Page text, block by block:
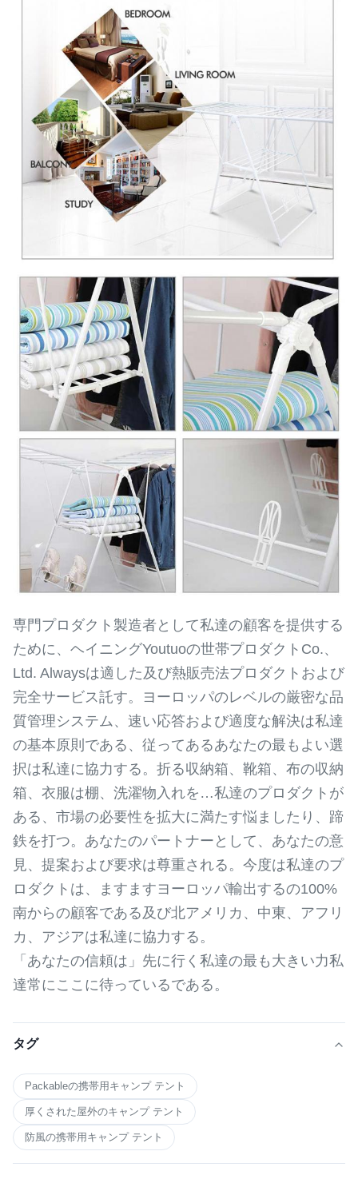
専門プロダクト製造者として私達の顧客を提供する
ために、ヘイニングYoutuoの世帯プロダクトCo.、
Ltd. Alwaysは適した及び熱販売法プロダクトおよび
完全サービス託す。ヨーロッパのレベルの厳密な品
質管理システム、速い応答および適度な解決は私達
の基本原則である、従ってあるあなたの最もよい選
択は私達に協力する。折る収納箱、靴箱、布の収納
箱、衣服は棚、洗濯物入れを…私達のプロダクトが
ある、市場の必要性を拡大に満たす悩ましたり、蹄
鉄を打つ。あなたのパートナーとして、あなたの意
見、提案および要求は尊重される。今度は私達のプ
ロダクトは、ますますヨーロッパ輸出するの100%
南からの顧客である及び北アメリカ、中東、アフリ
カ、アジアは私達に協力する。
「あなたの信頼は」先に行く私達の最も大きい力私
達常にここに待っているである。
タグ
Packableの携帯用キャンプ テント
厚くされた屋外のキャンプ テント
防風の携帯用キャンプ テント